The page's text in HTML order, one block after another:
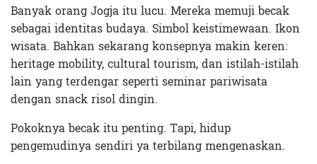
Banyak orang Jogja itu lucu. Mereka memuji becak
sebagai identitas budaya. Simbol keistimewaan. Ikon
wisata. Bahkan sekarang konsepnya makin keren:
heritage mobility, cultural tourism, dan istilah-istilah
lain yang terdengar seperti seminar pariwisata
dengan snack risol dingin.
Pokoknya becak itu penting. Tapi, hidup
pengemudinya sendiri ya terbilang mengenaskan.